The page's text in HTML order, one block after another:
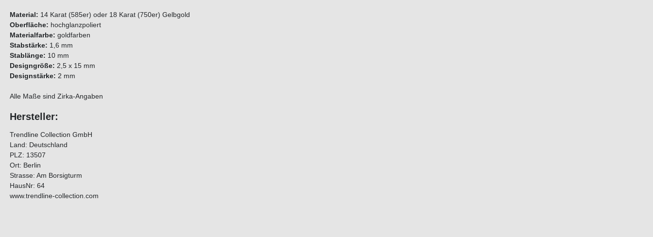
Material: 14 Karat (585er) oder 18 Karat (750er) Gelbgold
Oberfläche: hochglanzpoliert
Materialfarbe: goldfarben
Stabstärke: 1,6 mm
Stablänge: 10 mm
Designgröße: 2,5 x 15 mm
Designstärke: 2 mm
Alle Maße sind Zirka-Angaben
Hersteller:
Trendline Collection GmbH
Land: Deutschland
PLZ: 13507
Ort: Berlin
Strasse: Am Borsigturm
HausNr: 64
www.trendline-collection.com